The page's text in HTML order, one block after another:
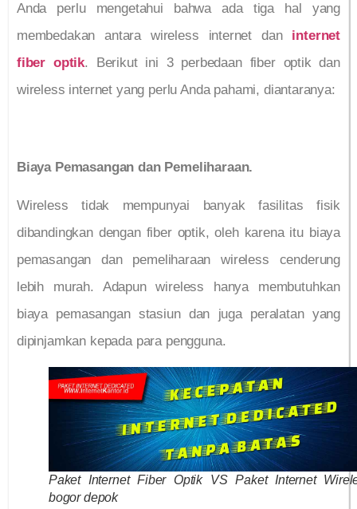
Anda perlu mengetahui bahwa ada tiga hal yang
membedakan antara wireless internet dan internet
fiber optik. Berikut ini 3 perbedaan fiber optik dan
wireless internet yang perlu Anda pahami, diantaranya:
Biaya Pemasangan dan Pemeliharaan.
Wireless tidak mempunyai banyak fasilitas fisik
dibandingkan dengan fiber optik, oleh karena itu biaya
pemasangan dan pemeliharaan wireless cenderung
lebih murah. Adapun wireless hanya membutuhkan
biaya pemasangan stasiun dan juga peralatan yang
dipinjamkan kepada para pengguna.
Paket Internet Fiber Optik VS Paket Internet
bogor depok